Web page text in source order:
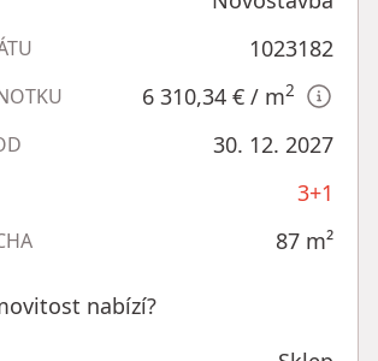
1023182
6 310,34 € / m2
30. 12. 2027
3+1
87 m²
nabízí?